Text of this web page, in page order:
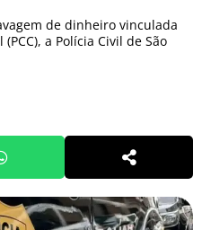
de dinheiro vinculada
a Polícia Civil de São